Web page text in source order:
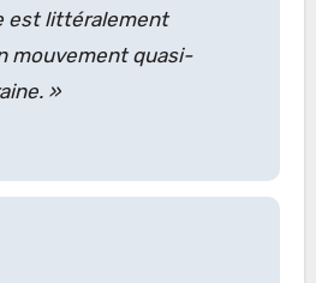
est littéralement
mouvement quasi-
»